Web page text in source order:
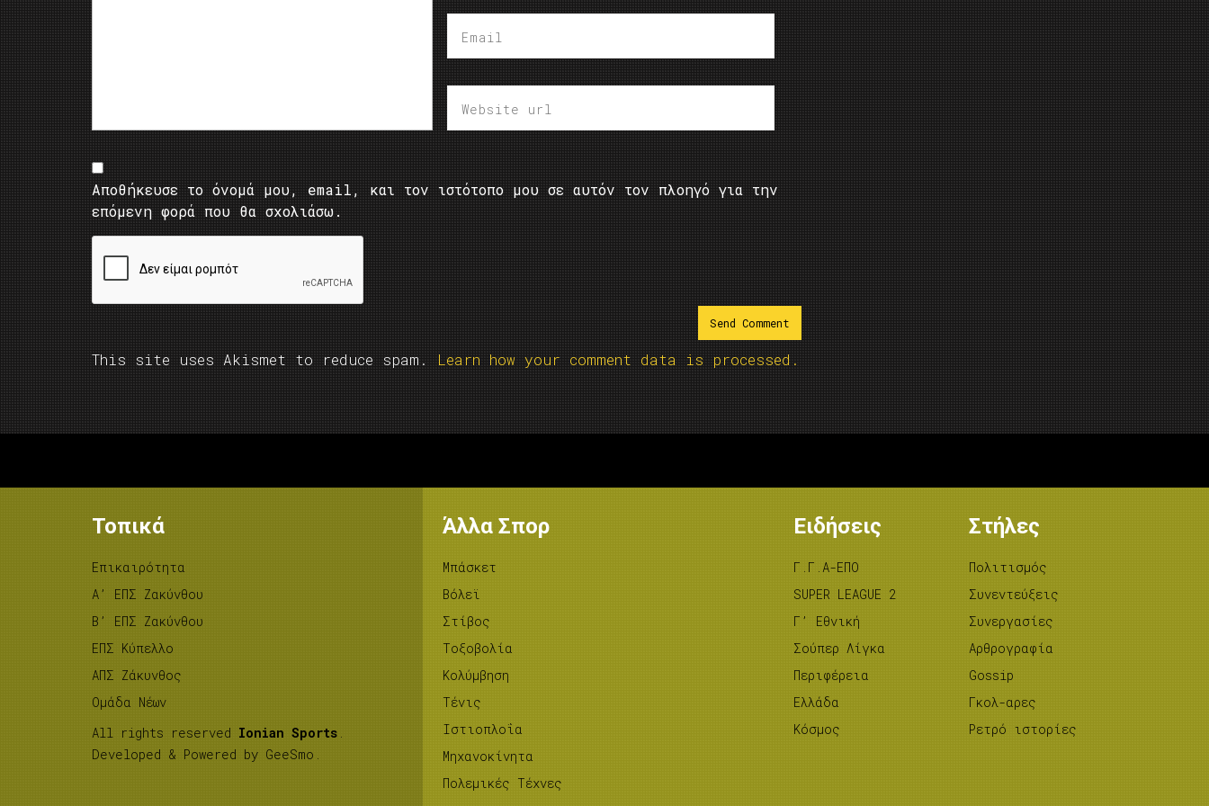
Αποθήκευσε το όνομά μου, email, και τον ιστότοπο μου σε αυτόν τον πλοηγό για την
επόμενη φορά που θα σχολιάσω.
This site uses Akismet to reduce spam. Learn how your comment data is processed.
Τοπικά
Επικαιρότητα
A’ ΕΠΣ Ζακύνθου
B’ ΕΠΣ Ζακύνθου
ΕΠΣ Κύπελλο
ΑΠΣ Ζάκυνθος
Ομάδα Νέων
All rights reserved Ionian Sports .
Developed & Powered by GeeSmo .
Άλλα Σπορ
Μπάσκετ
Βόλεϊ
Στίβος
Tοξοβολία
Κολύμβηση
Τένις
Ιστιοπλοΐα
Μηχανοκίνητα
Πολεμικές Τέχνες
Ειδήσεις
Γ.Γ.Α-ΕΠΟ
SUPER LEAGUE 2
Γ’ Εθνική
Σούπερ Λίγκα
Περιφέρεια
Ελλάδα
Κόσμος
Στήλες
Πολιτισμός
Συνεντεύξεις
Συνεργασίες
Αρθρογραφία
Gossip
Γκολ-αρες
Ρετρό ιστορίες